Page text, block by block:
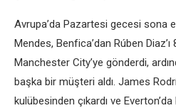
Avrupa’da Pazartesi gecesi sona
Mendes, Benfica’dan Rúben
Manchester City’ye gönderdi,
başka bir müşteri aldı. James
kulübesinden çıkardı ve